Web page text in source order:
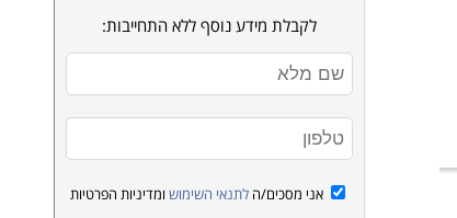
לקבלת מידע נוסף ללא התחייבות:
אני מסכים/הלתנאי השימוש ומדיניות הפרטיות